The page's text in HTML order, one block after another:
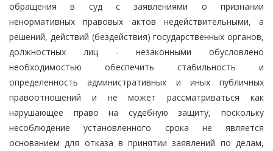
обращения в суд с заявлениями о признании
ненормативных правовых актов недействительными, а
решений, действий (бездействия) государственных органов,
должностных лиц - незаконными обусловлено
необходимостью обеспечить стабильность и
определенность административных и иных публичных
правоотношений и не может рассматриваться как
нарушающее право на судебную защиту, поскольку
несоблюдение установленного срока не является
основанием для отказа в принятии заявлений по делам,